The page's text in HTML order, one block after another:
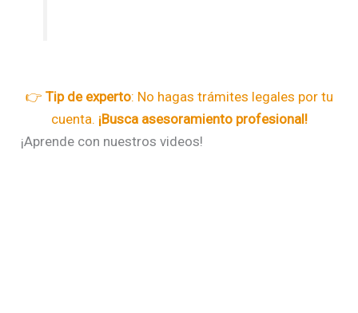
👉 Tip de experto: No hagas trámites legales por tu
cuenta. ¡Busca asesoramiento profesional!
¡Aprende con nuestros videos!